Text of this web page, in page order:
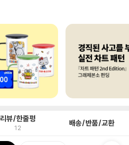
리뷰/한줄평
12 배송/반품/교환